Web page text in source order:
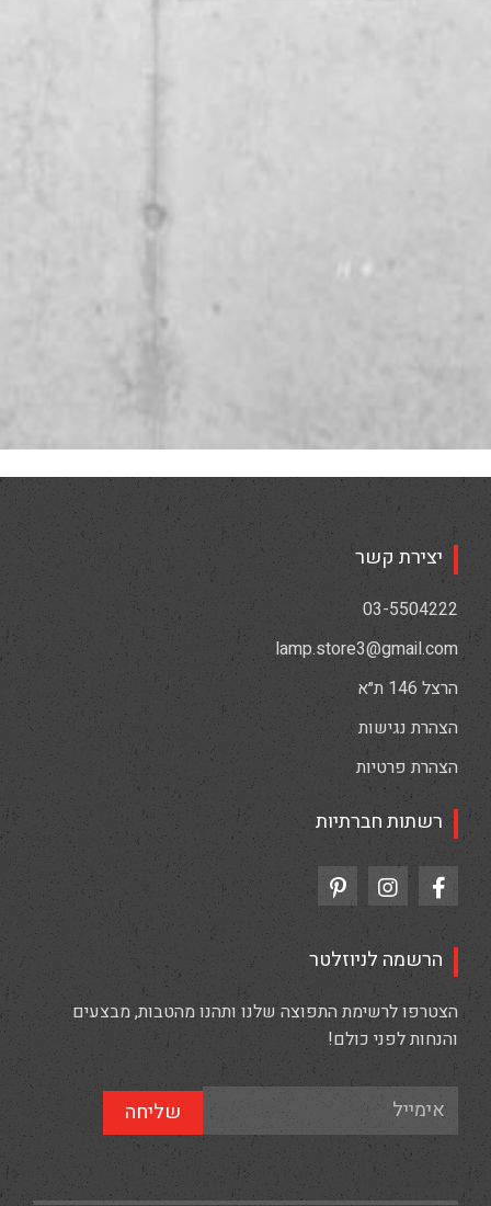
יצירת קשר
03-5504222
lamp.store3@gmail.com
הרצל 146 ת״א
הצהרת נגישות
הצהרת פרטיות
רשתות חברתיות
הרשמה לניוזלטר
הצטרפו לרשימת התפוצה שלנו ותהנו מהטבות, מבצעים
והנחות לפני כולם!
שליחה